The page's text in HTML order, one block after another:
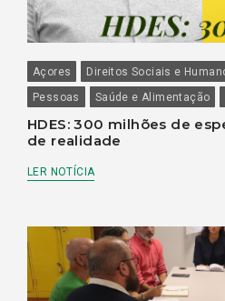
Açores Direitos Sociais e
Pessoas
Saúde e Alimentação
HDES: 300 milhões de
de realidade
LER NOTÍCIA